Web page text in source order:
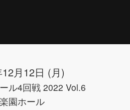
月12日 (月)
ル4回戦 2022 Vol.6
園ホール